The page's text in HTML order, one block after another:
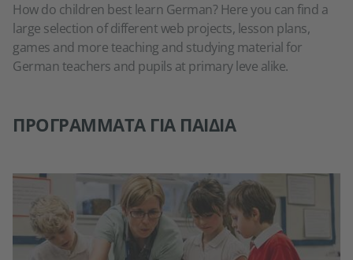
How do children best learn German? Here you can find a
large selection of different web projects, lesson plans,
games and more teaching and studying material for
German teachers and pupils at primary leve alike.
ΠΡΟΓΡΆΜΜΑΤΑ ΓΙΑ ΠΑΙΔΙΆ